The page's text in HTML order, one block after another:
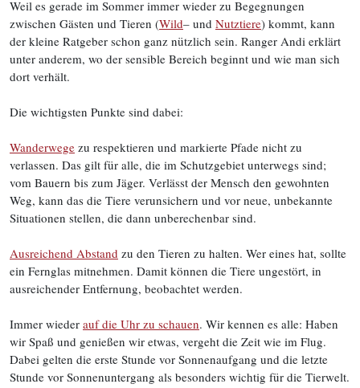
Weil es gerade im Sommer immer wieder zu Begegnungen
zwischen Gästen und Tieren (Wild– und Nutztiere) kommt, kann
der kleine Ratgeber schon ganz nützlich sein. Ranger Andi erklärt
unter anderem, wo der sensible Bereich beginnt und wie man sich
dort verhält.
Die wichtigsten Punkte sind dabei:
Wanderwege zu respektieren und markierte Pfade nicht zu
verlassen. Das gilt für alle, die im Schutzgebiet unterwegs sind;
vom Bauern bis zum Jäger. Verlässt der Mensch den gewohnten
Weg, kann das die Tiere verunsichern und vor neue, unbekannte
Situationen stellen, die dann unberechenbar sind.
Ausreichend Abstand zu den Tieren zu halten. Wer eines hat, sollte
ein Fernglas mitnehmen. Damit können die Tiere ungestört, in
ausreichender Entfernung, beobachtet werden.
Immer wieder auf die Uhr zu schauen. Wir kennen es alle: Haben
wir Spaß und genießen wir etwas, vergeht die Zeit wie im Flug.
Dabei gelten die erste Stunde vor Sonnenaufgang und die letzte
Stunde vor Sonnenuntergang als besonders wichtig für die Tierwelt.